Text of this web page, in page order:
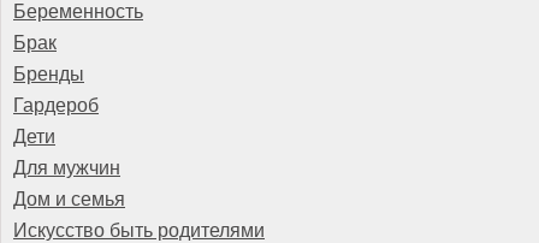
Беременность
Брак
Бренды
Гардероб
Дети
Для мужчин
Дом и семья
Искусство быть родителями